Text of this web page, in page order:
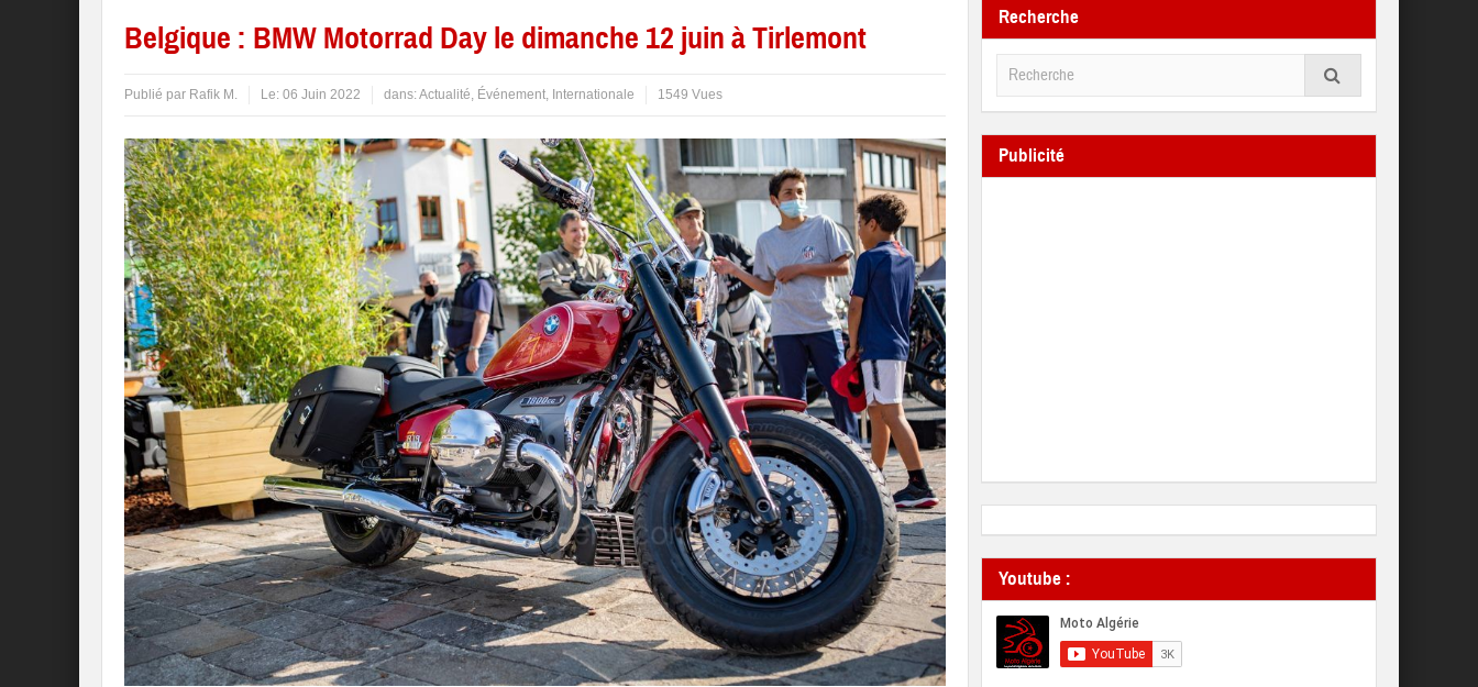
Belgique : BMW Motorrad Day le dimanche 12 juin à Tirlemont
Publié par Rafik M. Le: 06 Juin 2022 dans:Actualité, Événement, Internationale 1549 Vues
Recherche
Publicité
Youtube :